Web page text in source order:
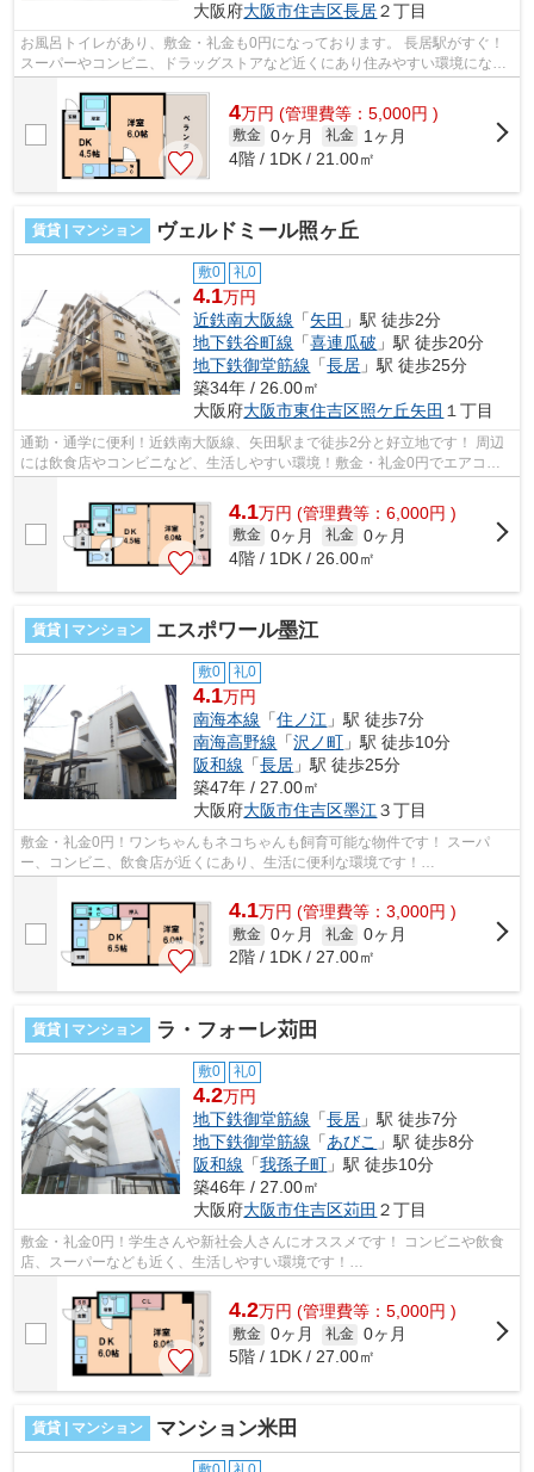
大阪府大阪市住吉区長居２丁目
お風呂トイレがあり、敷金・礼金も0円になっております。 長居駅がすぐ！
スーパーやコンビニ、ドラッグストアなど近くにあり住みやすい環境になっ
4万円 (管理費等：5,000円 )
敷金 0ヶ月 礼金
1ヶ月
4階 / 1DK / 21.00㎡
賃貸 | マンション ヴェルドミール照ヶ丘
敷0 礼0
4.1万円
近鉄南大阪線 「矢田 」駅 徒歩2分
地下鉄谷町線 「喜連瓜破 」駅 徒歩20分
地下鉄御堂筋線 「長居 」駅 徒歩25分
築34年 / 26.00㎡
大阪府大阪市東住吉区照ケ丘矢田 １丁目
通勤・通学に便利！近鉄南大阪線、矢田駅まで徒歩2分と好立地です！ 周辺
には飲食店やコンビニなど、生活しやすい環境！敷金・礼金0円でエアコン
4.1万円 (管理費等：6,000円 )
敷金 0ヶ月 礼金 0ヶ月
4階 / 1DK / 26.00㎡
賃貸 | マンション エスポワール墨江
敷0 礼0
4.1万円
南海本線 「住ノ江 」駅 徒歩7分
南海高野線 「沢ノ町 」駅 徒歩10分
阪和線 「長居 」駅 徒歩25分
築47年 / 27.00㎡
大阪府大阪市住吉区墨江 ３丁目
敷金・礼金0円！ワンちゃんもネコちゃんも飼育可能な物件です！ スーパ
ー、コンビニ、飲食店が近くにあり、生活に便利な環境です！
■□■□■□■□■□■□■□■□■□■□■□■□■□■□■□■□■□■□■□■□ ご覧...
4.1万円 (管理費等：3,000円 )
敷金 0ヶ月 礼金 0ヶ月
2階 / 1DK / 27.00㎡
賃貸 | マンション ラ・フォーレ苅田
敷0 礼0
4.2万円
地下鉄御堂筋線 「長居 」駅 徒歩7分
地下鉄御堂筋線 「あびこ 」駅 徒歩8分
阪和線 「我孫子町 」駅 徒歩10分
築46年 / 27.00㎡
大阪府大阪市住吉区苅田 ２丁目
敷金・礼金0円！学生さんや新社会人さんにオススメです！ コンビニや飲食
店、スーパーなども近く、生活しやすい環境です！
■□■□■□■□■□■□■□■□■□■□■□■□■□■□■□■□■□■□■□■□ ご覧いただき...
4.2万円 (管理費等：5,000円 )
敷金 0ヶ月 礼金 0ヶ月
5階 / 1DK / 27.00㎡
賃貸 | マンション マンション米田